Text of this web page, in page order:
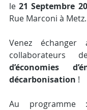
le 21 Septembre
Rue Marconi à Metz.
Venez
d’économies
décarbonisation !
Au programme